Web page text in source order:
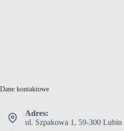
Dane kontaktowe
Adres:
ul. Szpakowa 1, 59-300 Lubin